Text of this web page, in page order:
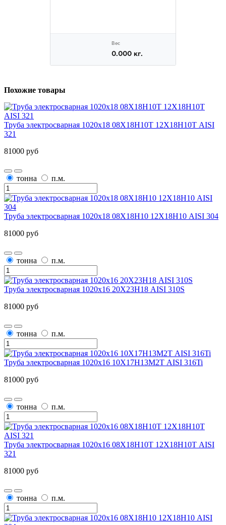
Похожие товары
Труба электросварная 1020х18 08Х18Н10Т 12Х18Н10Т AISI
321
81000 руб
тонна п.м.
Труба электросварная 1020х18 08Х18Н10 12Х18Н10 AISI 304
81000 руб
тонна п.м.
Труба электросварная 1020х16 20Х23Н18 AISI 310S
81000 руб
тонна п.м.
Труба электросварная 1020х16 10Х17Н13М2Т AISI 316Ti
81000 руб
тонна п.м.
Труба электросварная 1020х16 08Х18Н10Т 12Х18Н10Т AISI
321
81000 руб
тонна п.м.